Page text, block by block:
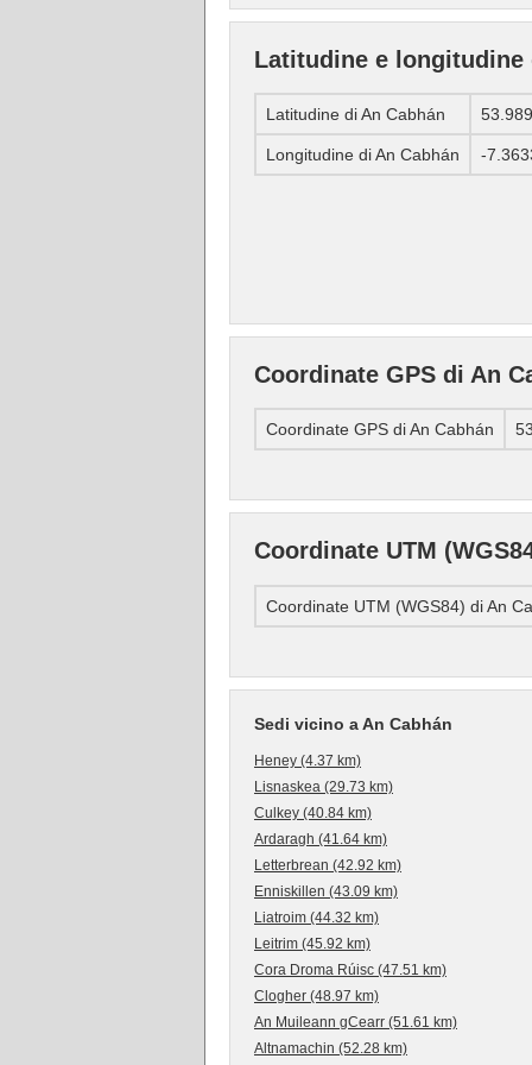
Latitudine e longitudine
Latitudine di An Cabhán
Longitudine di An Cabhán -
Coordinate GPS di An
Coordinate GPS di An Cabhán
Coordinate UTM
Coordinate UTM (WGS84) di An
Sedi vicino a An Cabhán
Heney (4.37 km)
Lisnaskea (29.73 km)
Culkey (40.84 km)
Ardaragh (41.64 km)
Letterbrean (42.92 km)
Enniskillen (43.09 km)
Liatroim (44.32 km)
Leitrim (45.92 km)
Cora Droma Rúisc (47.51 km)
Clogher (48.97 km)
An Muileann gCearr (51.61 km)
Altnamachin (52.28 km)